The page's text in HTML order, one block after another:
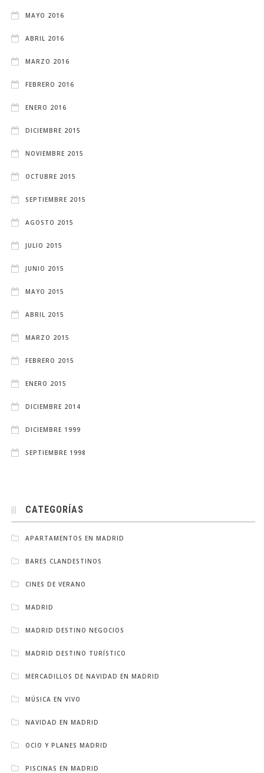
MAYO 2016
ABRIL 2016
MARZO 2016
FEBRERO 2016
ENERO 2016
DICIEMBRE 2015
NOVIEMBRE 2015
OCTUBRE 2015
SEPTIEMBRE 2015
AGOSTO 2015
JULIO 2015
JUNIO 2015
MAYO 2015
ABRIL 2015
MARZO 2015
FEBRERO 2015
ENERO 2015
DICIEMBRE 2014
DICIEMBRE 1999
SEPTIEMBRE 1998
CATEGORÍAS
APARTAMENTOS EN MADRID
BARES CLANDESTINOS
CINES DE VERANO
MADRID
MADRID DESTINO NEGOCIOS
MADRID DESTINO TURÍSTICO
MERCADILLOS DE NAVIDAD EN MADRID
MÚSICA EN VIVO
NAVIDAD EN MADRID
OCIO Y PLANES MADRID
PISCINAS EN MADRID